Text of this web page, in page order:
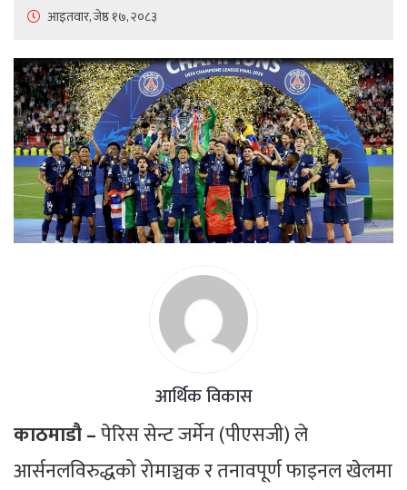
आइतवार, जेष्ठ १७, २०८३
आर्थिक विकास
काठमाडौ‌ –पेरिस सेन्ट जर्मेन (पीएसजी) ले
आर्सनलविरुद्धको रोमाञ्चक र तनावपूर्ण फाइनल खेलमा